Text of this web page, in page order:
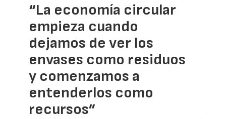
“La economía circular
empieza cuando
dejamos de ver los
envases como residuos
y comenzamos a
entenderlos como
recursos”